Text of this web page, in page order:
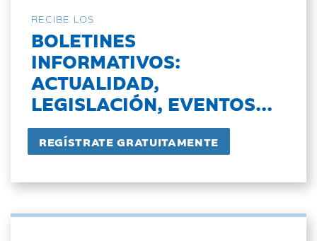
RECIBE LOS
BOLETINES
INFORMATIVOS:
ACTUALIDAD,
LEGISLACIÓN, EVENTOS...